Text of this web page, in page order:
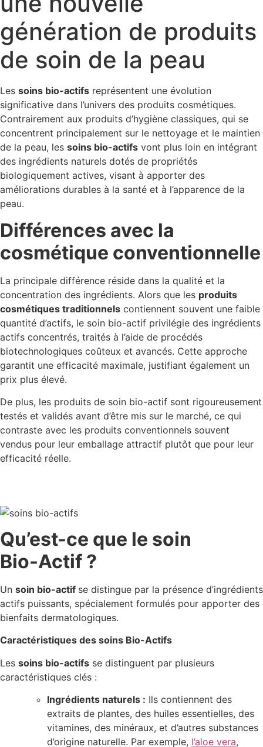
génération de produits
de soin de la peau
Les soins bio-actifs représentent une évolution
significative dans l’univers des produits cosmétiques.
Contrairement aux produits d’hygiène classiques, qui se
concentrent principalement sur le nettoyage et le maintien
de la peau, les soins bio-actifs vont plus loin en intégrant
des ingrédients naturels dotés de propriétés
biologiquement actives, visant à apporter des
améliorations durables à la santé et à l’apparence de la
peau.
Différences avec la
cosmétique conventionnelle
La principale différence réside dans la qualité et la
concentration des ingrédients. Alors que les produits
cosmétiques traditionnels contiennent souvent une faible
quantité d’actifs, le soin bio-actif privilégie des ingrédients
actifs concentrés, traités à l’aide de procédés
biotechnologiques coûteux et avancés. Cette approche
garantit une efficacité maximale, justifiant également un
prix plus élevé.
De plus, les produits de soin bio-actif sont rigoureusement
testés et validés avant d’être mis sur le marché, ce qui
contraste avec les produits conventionnels souvent
vendus pour leur emballage attractif plutôt que pour leur
efficacité réelle.
Qu’est-ce que le soin
Bio-Actif ?
Un soin bio-actif se distingue par la présence d’ingrédients
actifs puissants, spécialement formulés pour apporter des
bienfaits dermatologiques.
Caractéristiques des soins Bio-Actifs
Les soins bio-actifs se distinguent par plusieurs
caractéristiques clés :
Ingrédients naturels : Ils contiennent des
extraits de plantes, des huiles essentielles, des
vitamines, des minéraux, et d’autres substances
d’origine naturelle. Par exemple, l’aloe vera,